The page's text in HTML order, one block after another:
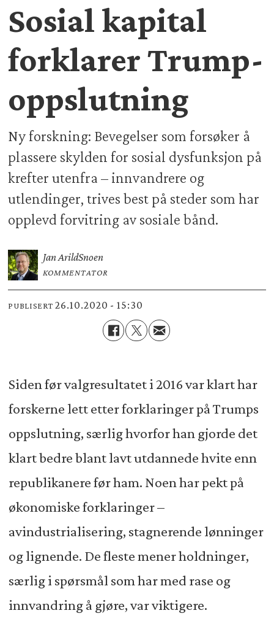
Sosial kapital
forklarer Trump-
oppslutning
Ny forskning: Bevegelser som forsøker å
plassere skylden for sosial dysfunksjon på
krefter utenfra – innvandrere og
utlendinger, trives best på steder som har
opplevd forvitring av sosiale bånd.
Jan ArildSnoen
KOMMENTATOR
PUBLISERT 26.10.2020 - 15:30
Siden før valgresultatet i 2016 var klart har
forskerne lett etter forklaringer på Trumps
oppslutning, særlig hvorfor han gjorde det
klart bedre blant lavt utdannede hvite enn
republikanere før ham. Noen har pekt på
økonomiske forklaringer –
avindustrialisering, stagnerende lønninger
og lignende. De fleste mener holdninger,
særlig i spørsmål som har med rase og
innvandring å gjøre, var viktigere.